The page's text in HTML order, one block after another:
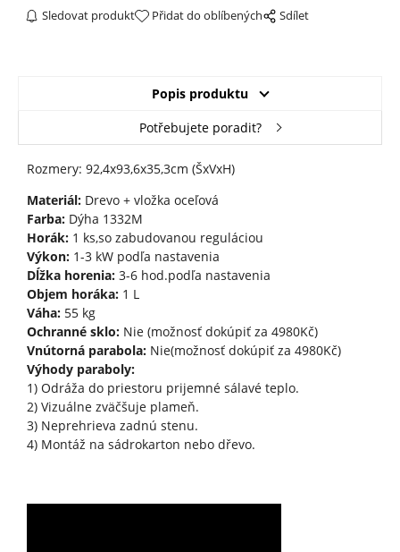
Sledovat produkt Přidat do oblíbených Sdílet
Popis produktu
Potřebujete poradit?
Rozmery: 92,4x93,6x35,3cm (ŠxVxH)
Materiál:Drevo + vložka oceľová
Farba: Dýha 1332M
Horák:1 ks,so zabudovanou reguláciou
Výkon: 1-3 kW podľa nastavenia
Dĺžka horenia:3-6 hod.podľa nastavenia
Objem horáka:1 L
Váha:55 kg
Ochranné sklo:Nie (možnosť dokúpiť za 4980Kč)
Vnútorná parabola: Nie(možnosť dokúpiť za 4980Kč)
Výhody paraboly:
1) Odráža do priestoru prijemné sálavé teplo.
2) Vizuálne zväčšuje plameň.
3) Neprehrieva zadnú stenu.
4) Montáž na sádrokarton nebo dřevo.